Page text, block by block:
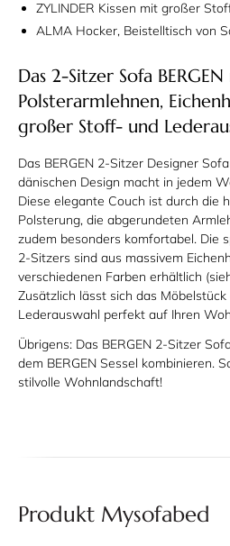
ZYLINDER Kissen mit großer
ALMA Hocker, Beistelltisch von
Das 2-Sitzer Sofa
Polsterarmlehnen,
großer Stoff- und
Das BERGEN 2-Sitzer Designer
dänischen Design macht in jedem
Diese elegante Couch ist durch die
Polsterung, die abgerundeten
zudem besonders komfortabel. Die
2-Sitzers sind aus massivem
verschiedenen Farben erhältlich
Zusätzlich lässt sich das
Lederauswahl perfekt auf Ihren
Übrigens: Das BERGEN 2-Sitzer
dem BERGEN Sessel kombinieren.
stilvolle Wohnlandschaft!
Produkt Mysofabed